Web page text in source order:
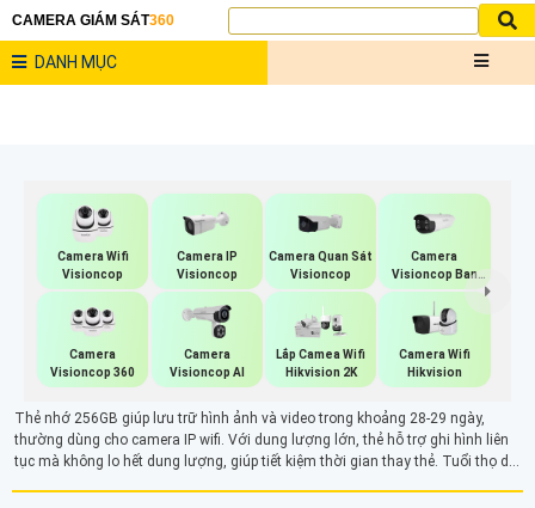
CAMERA GIÁM SÁT360
DANH MỤC
Camera Wifi
Visioncop
Camera IP
Visioncop
Camera Quan Sát
Visioncop
Camera
Visioncop Ban
Đêm Có Màu
Camera
Visioncop 360
Camera
Visioncop Al
Lắp Camea Wifi
Hikvision 2K
Camera Wifi
Hikvision
Thẻ nhớ 256GB giúp lưu trữ hình ảnh và video trong khoảng 28-29 ngày,
thường dùng cho camera IP wifi. Với dung lượng lớn, thẻ hỗ trợ ghi hình liên
tục mà không lo hết dung lượng, giúp tiết kiệm thời gian thay thẻ. Tuổi thọ dài